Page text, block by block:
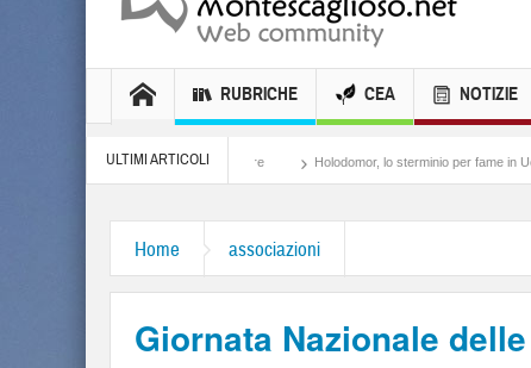
RUBRICHE CEA NOTIZIE
ULTIMI ARTICOLI
Meloni, il lamento al potere Holodomor, lo sterminio per fame in Ucraina
Home associazioni
Giornata Nazionale